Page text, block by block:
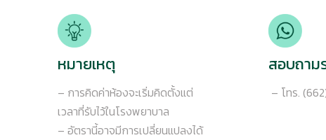
หมายเหตุ
– การคิดค่าห้องจะเริ่มคิดตั้งแต่
เวลาที่รับไว้ในโรงพยาบาล
– อัตรานี้อาจมีการเปลี่ยนแปลงได้
สอบถาม
– โทร.